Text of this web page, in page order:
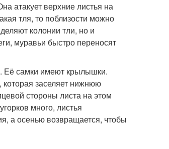
атакует верхние листья на
тля, то поблизости можно
колонии тли, но и
муравьи быстро переносят
Её самки имеют крылышки.
которая заселяет нижнюю
стороны листа на этом
много, листья
а осенью возвращается, чтобы